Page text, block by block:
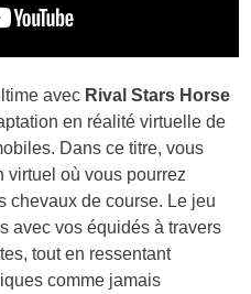
avec Rival Stars Horse
en réalité virtuelle de
Dans ce titre, vous
virtuel où vous pourrez
chevaux de course. Le jeu
avec vos équidés à travers
tout en ressentant
comme jamais